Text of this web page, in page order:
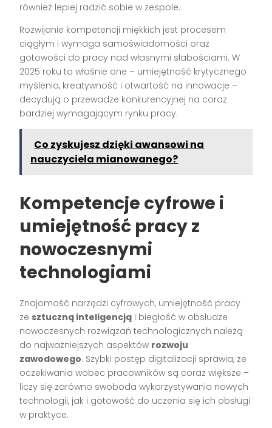
również lepiej radzić sobie w zespole.
Rozwijanie kompetencji miękkich jest procesem
ciągłym i wymaga samoświadomości oraz
gotowości do pracy nad własnymi słabościami. W
2025 roku to właśnie one – umiejętność krytycznego
myślenia, kreatywność i otwartość na innowacje –
decydują o przewadze konkurencyjnej na coraz
bardziej wymagającym rynku pracy.
Co zyskujesz dzięki awansowi na
nauczyciela mianowanego?
Kompetencje cyfrowe i
umiejętność pracy z
nowoczesnymi
technologiami
Znajomość narzędzi cyfrowych, umiejętność pracy
ze sztuczną inteligencją i biegłość w obsłudze
nowoczesnych rozwiązań technologicznych należą
do najważniejszych aspektów rozwoju
zawodowego. Szybki postęp digitalizacji sprawia, że
oczekiwania wobec pracowników są coraz większe –
liczy się zarówno swoboda wykorzystywania nowych
technologii, jak i gotowość do uczenia się ich obsługi
w praktyce.